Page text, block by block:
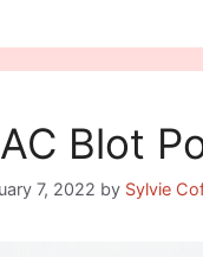
Blot
7, 2022 by Sylvie